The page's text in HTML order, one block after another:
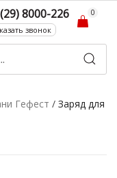
8000-226
звонок
0
Гефест / Заряд для